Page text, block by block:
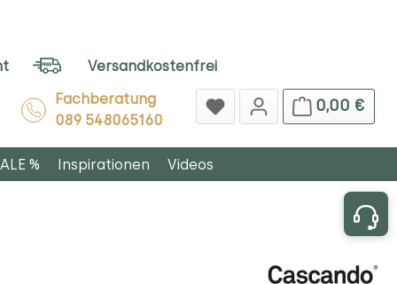
Versandkostenfrei
Fachberatung
089 548065160
0,00 €
% Inspirationen Videos